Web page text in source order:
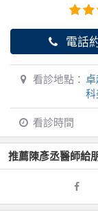
電話
看診地點：
看診時間
推薦陳彥丞醫師給